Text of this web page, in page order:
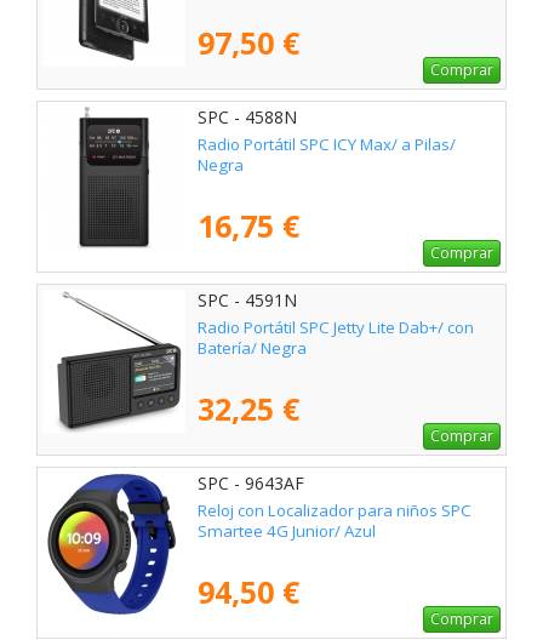
97,50 €
Comprar
SPC - 4588N
Radio Portátil SPC ICY Max/ a Pilas/
Negra
16,75 €
Comprar
SPC - 4591N
Radio Portátil SPC Jetty Lite Dab+/ con
Batería/ Negra
32,25 €
Comprar
SPC - 9643AF
Reloj con Localizador para niños SPC
Smartee 4G Junior/ Azul
94,50 €
Comprar